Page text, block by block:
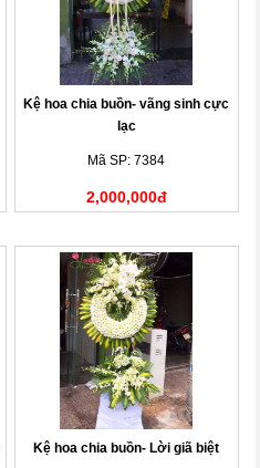
Kệ hoa chia buồn- vãng sinh cực
lạc
Mã SP: 7384
2,000,000đ
Kệ hoa chia buồn- Lời giã biệt